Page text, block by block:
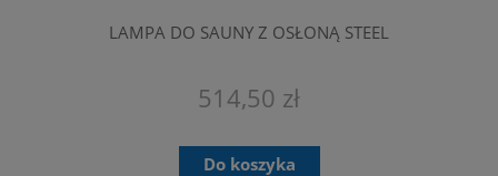
LAMPA DO SAUNY Z OSŁONĄ STEEL
514,50 zł
Do koszyka